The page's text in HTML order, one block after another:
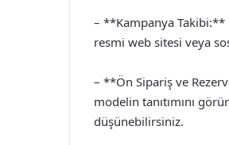
– **Kampanya Takibi:**
resmi web sitesi veya
– **Ön Sipariş ve
modelin tanıtımını
düşünebilirsiniz.